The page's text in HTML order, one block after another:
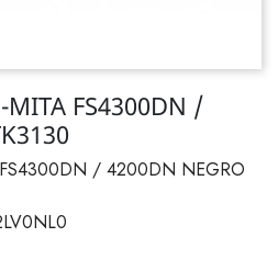
MITA FS4300DN /
FS4300DN / 4200DN NEGRO